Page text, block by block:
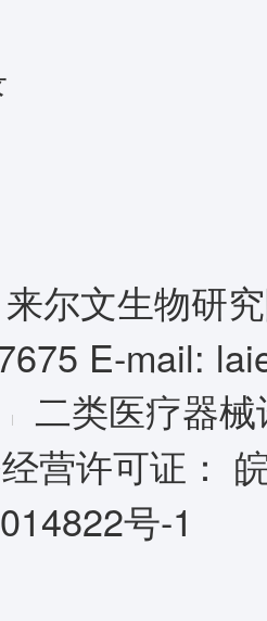
尔文生物研
E-mail:
二类医疗器
营许可证：
号-1